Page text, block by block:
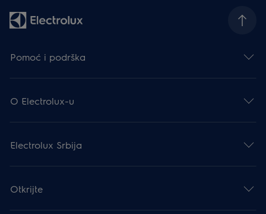
Pomoć i podrška
O Electrolux-u
Electrolux Srbija
Otkrijte